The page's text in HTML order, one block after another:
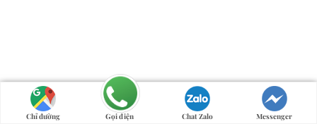
Chỉ đường Gọi điện Chat Zalo Messenger